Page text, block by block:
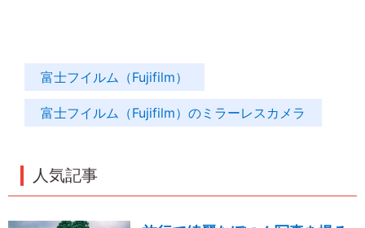
富士フイルム（Fujifilm）
富士フイルム（Fujifilm）のミラーレスカメラ
人気記事